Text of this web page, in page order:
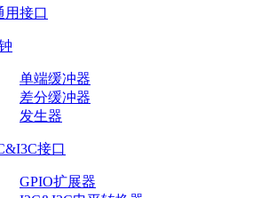
用接口
单端缓冲器
差分缓冲器
发生器
接口
GPIO扩展器